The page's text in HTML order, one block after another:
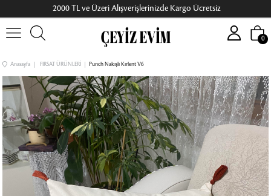
2000 TL ve Üzeri Alışverişlerinizde Kargo Ücretsiz
0
Anasayfa FIRSAT ÜRÜNLERİ Punch Nakışlı Kırlent V6